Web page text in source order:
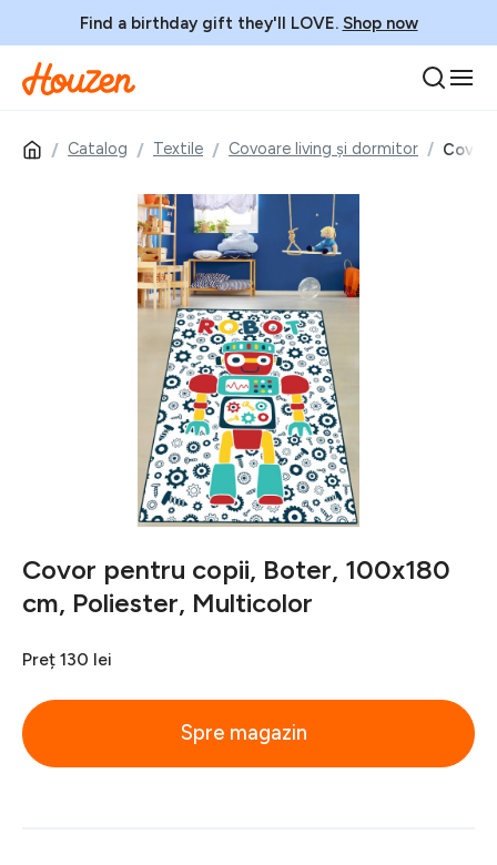
Find a birthday gift they'll LOVE. Shop now
Catalog Textile Covoare living și dormitor
Covor pentru copii, Boter, 100x180
cm, Poliester, Multicolor
Preț 130 lei
Spre magazin